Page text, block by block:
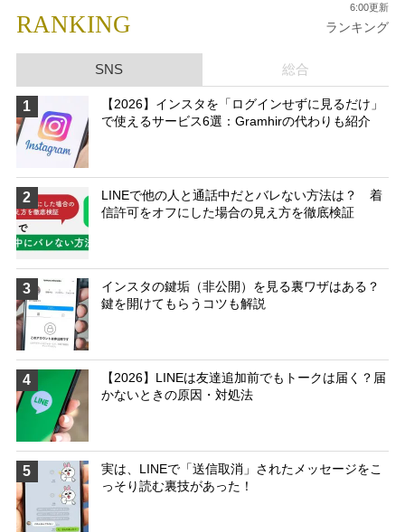
RANKING ランキング
6:00更新
SNS 総合
1
【2026】インスタを「ログインせずに見るだけ」
で使えるサービス6選：Gramhirの代わりも紹介
2
LINEで他の人と通話中だとバレない方法は？ 着
信許可をオフにした場合の見え方を徹底検証
3
インスタの鍵垢（非公開）を見る裏ワザはある？
鍵を開けてもらうコツも解説
4
【2026】LINEは友達追加前でもトークは届く？届
かないときの原因・対処法
5
実は、LINEで「送信取消」されたメッセージをこ
っそり読む裏技があった！